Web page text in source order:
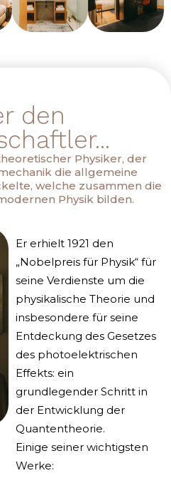
den
Physiker, der
die allgemeine
welche zusammen die
Physik bilden.
Er erhielt 1921 den
„Nobelpreis für Physik“ für
seine Verdienste um die
physikalische Theorie und
insbesondere für seine
Entdeckung des Gesetzes
des photoelektrischen
Effekts: ein
grundlegender Schritt in
der Entwicklung der
Quantentheorie.
Einige seiner wichtigsten
Werke: